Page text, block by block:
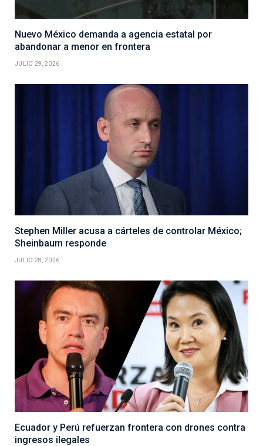
Nuevo México demanda a agencia estatal por
abandonar a menor en frontera
JULIO 29, 2026
Stephen Miller acusa a cárteles de controlar México;
Sheinbaum responde
JULIO 28, 2026
Ecuador y Perú refuerzan frontera con drones contra
ingresos ilegales